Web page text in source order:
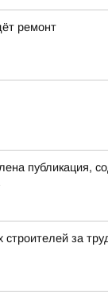
ремонт
за